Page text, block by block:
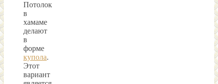
Потолок
в
хамаме
делают
в
форме
купола.
Этот
вариант